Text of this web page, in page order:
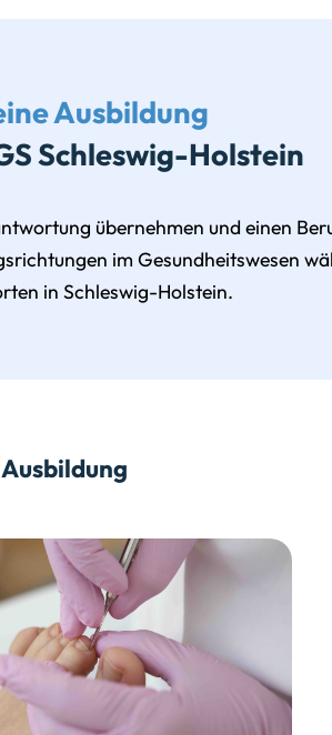
Ausbildung
Schleswig-Holstein
übernehmen und einen
im Gesundheitswesen
in Schleswig-Holstein.
Ausbildung